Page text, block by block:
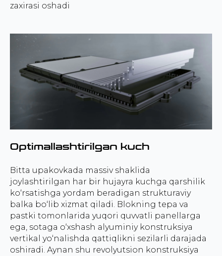
zaxirasi oshadi
Optimallashtirilgan kuch
Bitta upakovkada massiv shaklida
joylashtirilgan har bir hujayra kuchga qarshilik
ko‘rsatishga yordam beradigan strukturaviy
balka bo‘lib xizmat qiladi. Blokning tepa va
pastki tomonlarida yuqori quvvatli panellarga
ega, sotaga o‘xshash alyuminiy konstruksiya
vertikal yo‘nalishda qattiqlikni sezilarli darajada
oshiradi. Aynan shu revolyutsion konstruksiya